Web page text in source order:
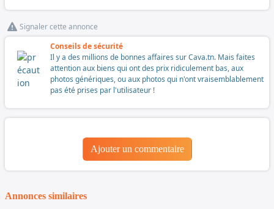
Signaler cette annonce
Conseils de sécurité
Il y a des millions de bonnes affaires sur Cava.tn. Mais faites
attention aux biens qui ont des prix ridiculement bas, aux
photos génériques, ou aux photos qui n'ont vraisemblablement
pas été prises par l'utilisateur !
Ajouter un commentaire
Annonces similaires